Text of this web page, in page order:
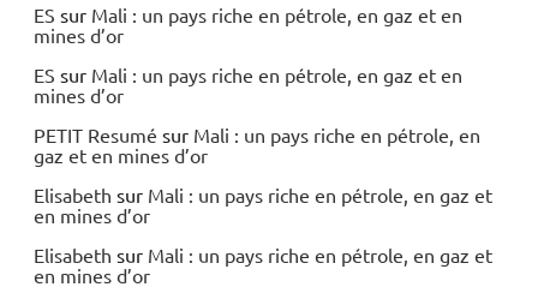
ES sur Mali : un pays riche en pétrole, en gaz et en
mines d’or
ES sur Mali : un pays riche en pétrole, en gaz et en
mines d’or
PETIT Resumé sur Mali : un pays riche en pétrole, en
gaz et en mines d’or
Elisabeth sur Mali : un pays riche en pétrole, en gaz et
en mines d’or
Elisabeth sur Mali : un pays riche en pétrole, en gaz et
en mines d’or